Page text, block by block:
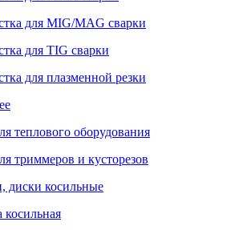
для MIG/MAG сварки
для TIG сварки
для плазменной резки
теплового оборудования
триммеров и кусторезов
диски косильные
косильная